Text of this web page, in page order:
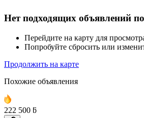
Нет подходящих объявлений
Перейдите на карту для
Попробуйте сбросить или
Продолжить на карте
Похожие объявления
222 500 ƃ